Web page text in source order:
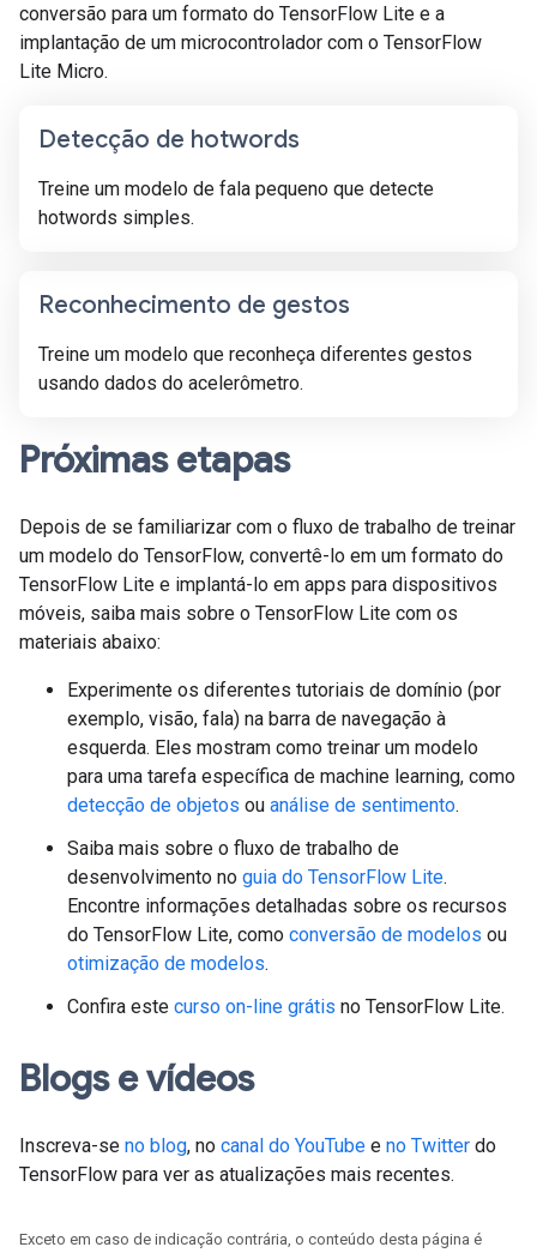
conversão para um formato do TensorFlow Lite e a
implantação de um microcontrolador com o TensorFlow
Lite Micro.
Detecção de hotwords
Treine um modelo de fala pequeno que detecte
hotwords simples.
Reconhecimento de gestos
Treine um modelo que reconheça diferentes gestos
usando dados do acelerômetro.
Próximas etapas
Depois de se familiarizar com o fluxo de trabalho de treinar
um modelo do TensorFlow, convertê-lo em um formato do
TensorFlow Lite e implantá-lo em apps para dispositivos
móveis, saiba mais sobre o TensorFlow Lite com os
materiais abaixo:
Experimente os diferentes tutoriais de domínio (por
exemplo, visão, fala) na barra de navegação à
esquerda. Eles mostram como treinar um modelo
para uma tarefa específica de machine learning, como
detecção de objetos ou análise de sentimento.
Saiba mais sobre o fluxo de trabalho de
desenvolvimento no guia do TensorFlow Lite.
Encontre informações detalhadas sobre os recursos
do TensorFlow Lite, como conversão de modelos ou
otimização de modelos.
Confira este curso on-line grátis no TensorFlow Lite.
Blogs e vídeos
Inscreva-se no blog, no canal do YouTube e no Twitter do
TensorFlow para ver as atualizações mais recentes.
Exceto em caso de indicação contrária, o conteúdo desta página é